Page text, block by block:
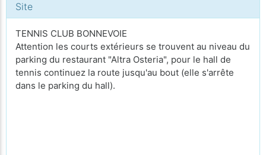
Site
TENNIS CLUB BONNEVOIE
Attention les courts extérieurs se trouvent au niveau du
parking du restaurant "Altra Osteria", pour le hall de
tennis continuez la route jusqu'au bout (elle s'arrête
dans le parking du hall).